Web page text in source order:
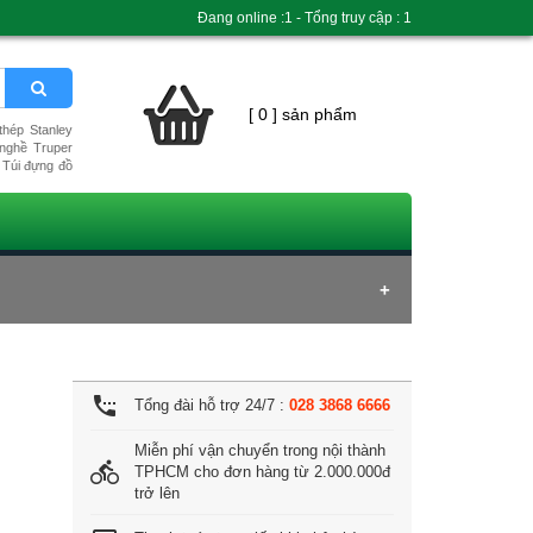
Stanley
Truper
Túi đựng đồ
[ 0 ] sản phẩm
settings_phone Tổng đài hỗ trợ 24/7 : 028 3868 6666
directions_bike
Miễn phí vận chuyển trong nội thành
TPHCM cho đơn hàng từ 2.000.000đ
trở lên
Đang online :1 - Tổng truy cập : 1